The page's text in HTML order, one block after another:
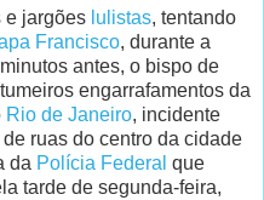
e jargões lulistas, tentando
Francisco, durante a
antes, o bispo de
engarrafamentos da
Rio de Janeiro, incidente
ruas do centro da cidade
da Polícia Federal que
tarde de segunda-feira,